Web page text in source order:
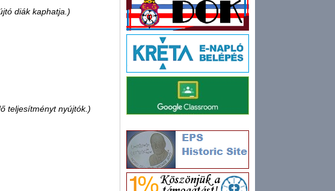
diák kaphatja.)
teljesítményt nyújtók.)